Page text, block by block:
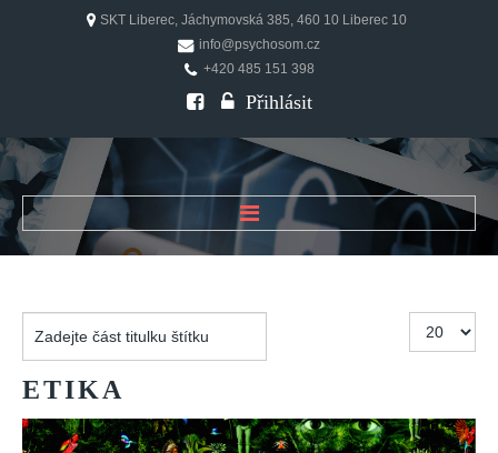
SKT Liberec, Jáchymovská 385, 460 10 Liberec 10
info@psychosom.cz
+420 485 151 398
Přihlásit
ÚVOD
Doporučení
štítku
Počet
zobrazení
ETIKA